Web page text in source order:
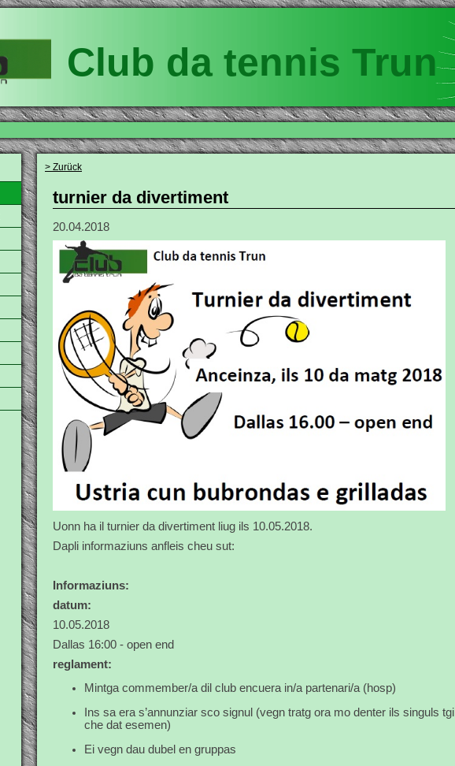
Club da tennis Trun
> Zurück
turnier da divertiment
20.04.2018
Uonn ha il turnier da divertiment liug ils 10.05.2018.
Dapli informaziuns anfleis cheu sut:
Informaziuns:
datum:
10.05.2018
Dallas 16:00 - open end
reglament:
Mintga commember/a dil club encuera in/a partenari/a (hosp)
Ins sa era s’annunziar sco signul (vegn tratg ora mo denter ils singuls tgi
che dat esemen)
Ei vegn dau dubel en gruppas